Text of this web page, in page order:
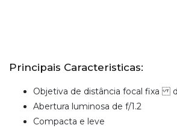
Principais Caracteristicas:
Objetiva de distância focal fixa
Abertura luminosa de f/1.2
Compacta e leve